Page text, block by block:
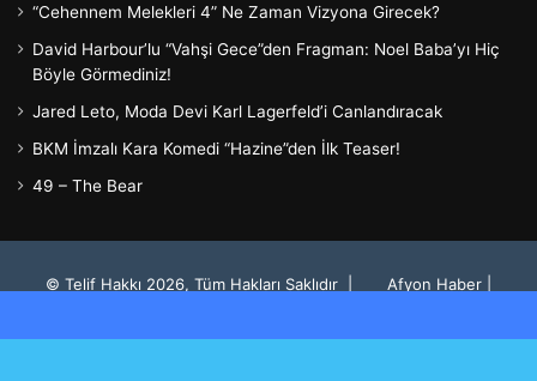
“Cehennem Melekleri 4” Ne Zaman Vizyona Girecek?
David Harbour’lu “Vahşi Gece”den Fragman: Noel Baba’yı Hiç
Böyle Görmediniz!
Jared Leto, Moda Devi Karl Lagerfeld’i Canlandıracak
BKM İmzalı Kara Komedi “Hazine”den İlk Teaser!
49 – The Bear
© Telif Hakkı 2026, Tüm Hakları Saklıdır | Afyon Haber
Facebook